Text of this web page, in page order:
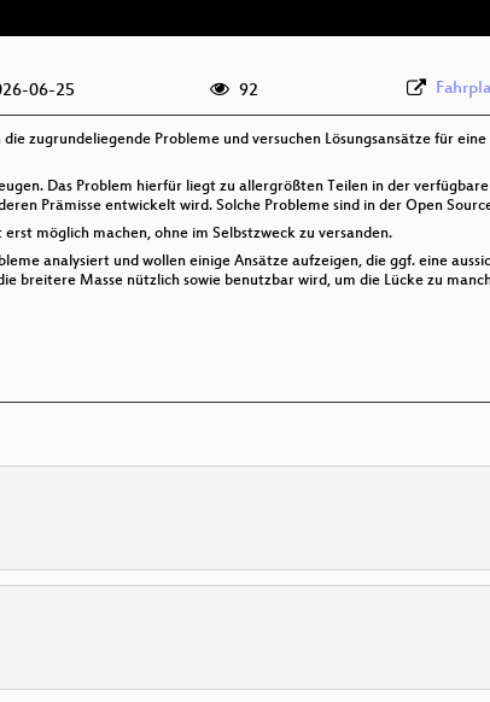
06-25 92
zugrundeliegende Probleme und versuchen Lösungsansätze für
Das Problem hierfür liegt zu allergrößten Teilen in der
Prämisse entwickelt wird. Solche Probleme sind in der Open
möglich machen, ohne im Selbstzweck zu versanden.
analysiert und wollen einige Ansätze aufzeigen, die ggf. eine
breitere Masse nützlich sowie benutzbar wird, um die Lücke zu